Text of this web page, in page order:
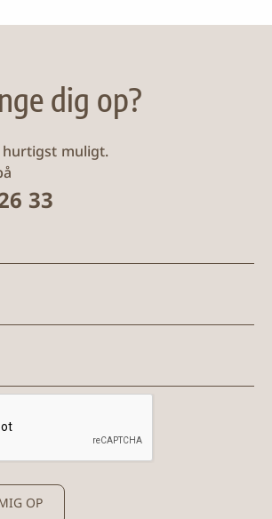
dig op?
muligt.
33
OP